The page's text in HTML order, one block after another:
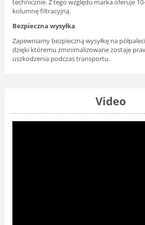
technicznie. Z tego względu marka oferuje
kolumnę filtracyjną.
Bezpieczna wysyłka
Zapewniamy bezpieczną wysyłkę na
dzięki któremu zminimalizowane zostaje
uszkodzenia podczas transportu.
Video